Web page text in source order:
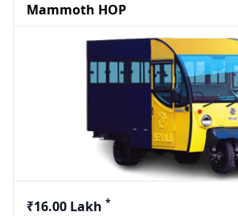
Mammoth HOP
₹16.00 Lakh *